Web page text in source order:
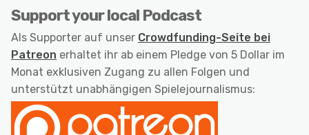
Support your local Podcast
Als Supporter auf unser Crowdfunding-Seite bei
Patreon erhaltet ihr ab einem Pledge von 5 Dollar im
Monat exklusiven Zugang zu allen Folgen und
unterstützt unabhängigen Spielejournalismus: